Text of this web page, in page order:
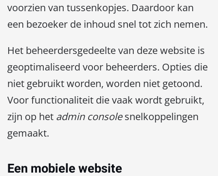
voorzien van tussenkopjes. Daardoor kan
een bezoeker de inhoud snel tot zich nemen.
Het beheerdersgedeelte van deze website is
geoptimaliseerd voor beheerders. Opties die
niet gebruikt worden, worden niet getoond.
Voor functionaliteit die vaak wordt gebruikt,
zijn op het admin consolesnelkoppelingen
gemaakt.
Een mobiele website